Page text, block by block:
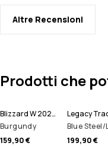
Altre Recensioni
Prodotti che
Blizzard W 2024 Pantaloni Snowboard Donna
Burgundy
159,90 €
199,90 €